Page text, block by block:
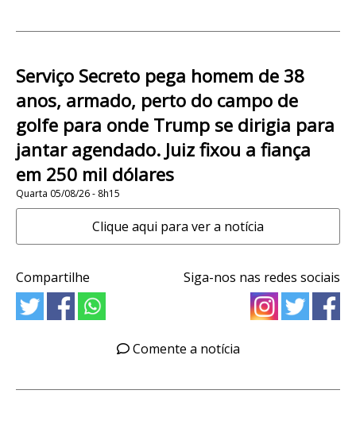
Serviço Secreto pega homem de 38
anos, armado, perto do campo de
golfe para onde Trump se dirigia para
jantar agendado. Juiz fixou a fiança
em 250 mil dólares
Quarta 05/08/26 - 8h15
Clique aqui para ver a notícia
Compartilhe Siga-nos nas redes sociais
Comente a notícia